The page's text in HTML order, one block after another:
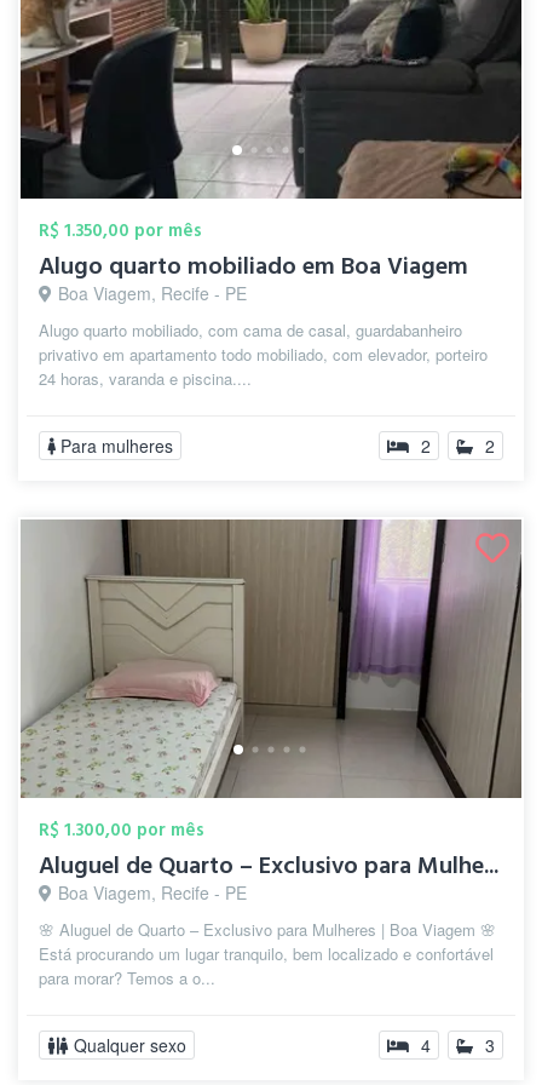
R$ 1.350,00 por mês
Alugo quarto mobiliado em Boa Viagem
Boa Viagem, Recife - PE
Alugo quarto mobiliado, com cama de casal, guardabanheiro
privativo em apartamento todo mobiliado, com elevador, porteiro
24 horas, varanda e piscina....
Para mulheres 2 2
R$ 1.300,00 por mês
Aluguel de Quarto – Exclusivo para Mulhe...
Boa Viagem, Recife - PE
🌸 Aluguel de Quarto – Exclusivo para Mulheres | Boa Viagem 🌸
Está procurando um lugar tranquilo, bem localizado e confortável
para morar? Temos a o...
Qualquer sexo 4 3